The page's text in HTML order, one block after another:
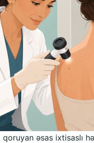
qoruyan əsas ixtisaslı